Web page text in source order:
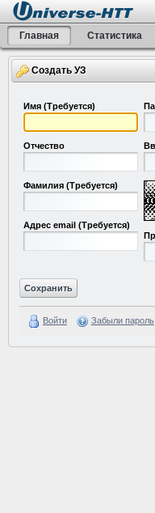
Главная Статистика
Создать УЗ
Имя(Требуется)
Отчество
Фамилия(Требуется)
Адрес email(Требуется)
Войти Забыли пароль